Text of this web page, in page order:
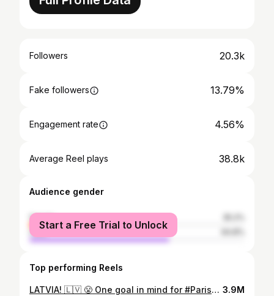
Followers 20.3k
Fake followers 13.79%
Engagement rate 4.56%
Average Reel plays 38.8k
Audience gender
female
male
Start a Free Trial to Unlock
Top performing Reels
LATVIA! 🇱🇻 😤 One goal in mind for #Paris2024 - going back to back! 🥇 #3x3Basketball 3.9M